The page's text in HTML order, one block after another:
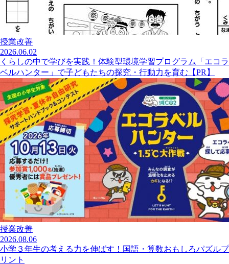
授業改善
2026.06.02
くらしの中で学びを実践！体験型環境学習プログラム「エコラ
ベルハンター」で子どもたちの探究・行動力を育む【PR】
授業改善
2026.08.06
小学３年生の考える力を伸ばす！国語・算数おもしろパズルプ
リント